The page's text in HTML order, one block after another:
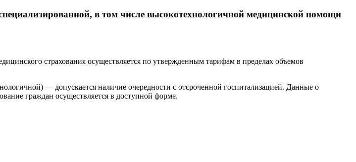
в том числе высокотехнологичной медицинской помощи
страхования осуществляется по утвержденным тарифам в пределах объемов
— допускается наличие очередности с отсроченной госпитализацией. Данные о
граждан осуществляется в доступной форме.